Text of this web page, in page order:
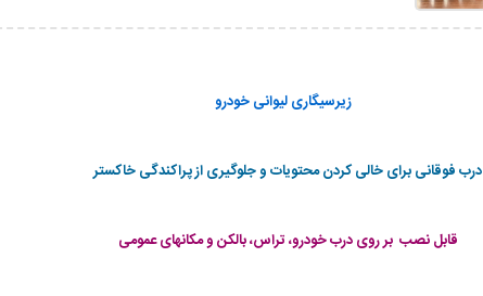
زیرسیگاری لیوانی خودرو
درب فوقانی برای خالی کردن محتویات و جلوگیری از پراکندگی خاکستر
قابل نصب بر روی درب خودرو، تراس، بالکن و مکانهای عمومی